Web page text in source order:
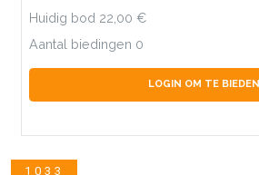
Huidig bod 22,00
Aantal biedingen 0
LOGIN OM TE BIEDEN
1033